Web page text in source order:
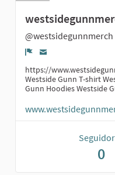
@westsidegunnmerch
Denunciar
https://
Westside Gunn T-shirt
Gunn Hoodies Westside
0